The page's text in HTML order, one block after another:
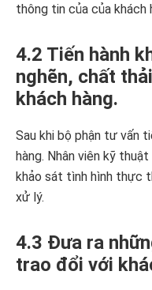
thông tin của của khách
4.2 Tiến hành
nghẽn, chất
khách hàng.
Sau khi bộ phận tư vấn
hàng. Nhân viên kỹ
khảo sát tình hình thực
xử lý.
4.3 Đưa ra
trao đổi với